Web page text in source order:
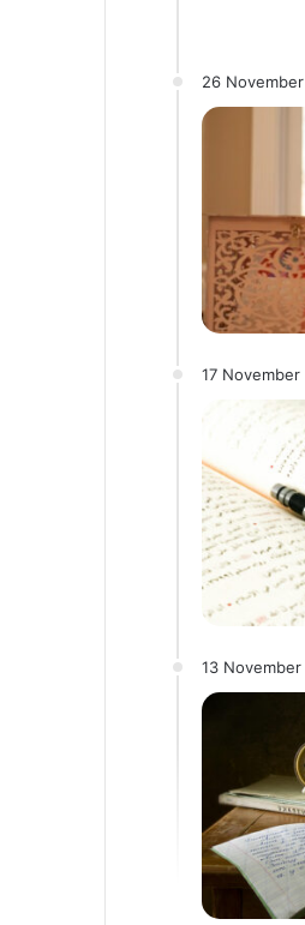
26 November
17 November
13 November